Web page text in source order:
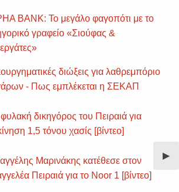
▶︎
BANK: Το μεγάλο φαγοπότι με το
γραφείο «Σιούφας &
διώξεις για λαθρεμπόριο
- Πως εμπλέκεται η ΣΕΚΑΠ
δικηγόρος του Πειραιά για
1,5 τόνου χασίς [βίντεο]
Μαρινάκης κατέθεσε στον
Πειραιά για το Noor 1 [βίντεο]